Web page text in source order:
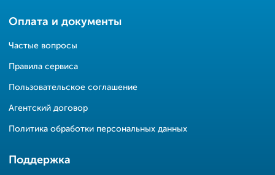
Оплата и документы
Частые вопросы
Правила сервиса
Пользовательское соглашение
Агентский договор
Политика обработки персональных данных
Поддержка